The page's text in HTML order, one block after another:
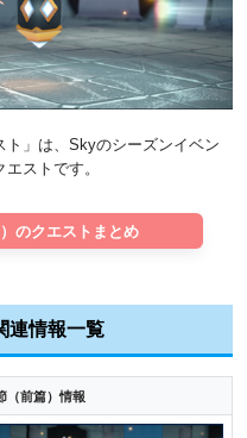
ト」は、Skyのシーズンイベン
エストです。
のクエストまとめ
連情報一覧
（前篇）情報